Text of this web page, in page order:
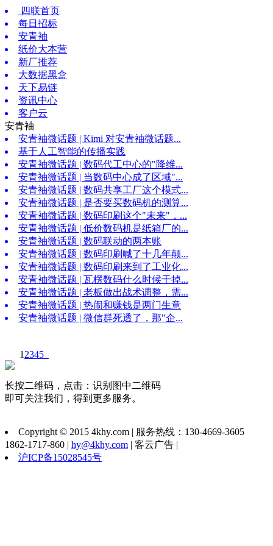
四联首页
每日招标
安青袖
纸价大本营
新厂推荐
大数据黑盒
天下易链
资讯中心
客户云
安青袖
安青袖微话题 | Kimi 对安青袖微话题...
基于人工智能的传播实践
安青袖微话题 | 数码代工中心的"降维...
安青袖微话题 | 当数码中心成了区域"...
安青袖微话题 | 数码共享工厂这个模式...
安青袖微话题 | 是否要买数码机的测算...
安青袖微话题 | 数码印刷这个"未来"，...
安青袖微话题 | 低价数码机是纸箱厂的...
安青袖微话题 | 数码联动的两本账
安青袖微话题 | 数码印刷喊了十几年颠...
安青袖微话题 | 数码印刷来到了工业化...
安青袖微话题 | 瓦楞数码什么时候干掉...
安青袖微话题 | 老板做出战术调整，需...
安青袖微话题 | 热闹和赚钱是两门生意
安青袖微话题 | 微信群死透了，那"企...
1 2345
长按二维码，点击：识别图中二维码
即可关注我们，得到更多服务。
Copyright © 2015 4khy.com | 服务热线：130-4669-3605
1862-1717-860 | hy@4khy.com | 客云广告 |
沪ICP备15028545号